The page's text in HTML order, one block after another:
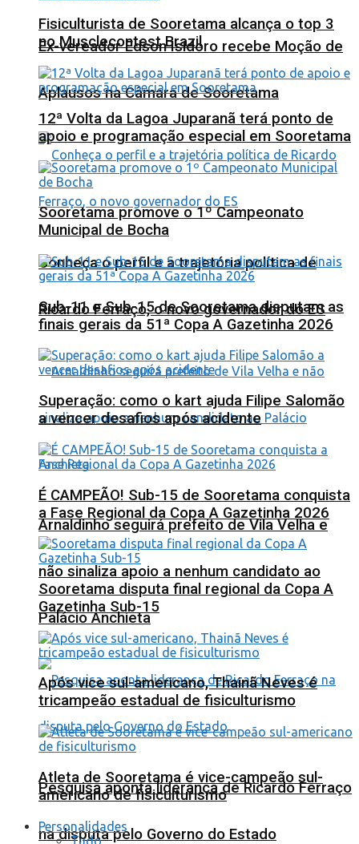
Ex-vereador Edson Isidoro recebe Moção de
Aplausos na Câmara de Sooretama
Conheça o perfil e a trajetória política de
Ricardo Ferraço, o novo governador do ES
Arnaldinho seguirá prefeito de Vila Velha e
não sinaliza apoio a nenhum candidato ao
Palácio Anchieta
Pesquisa aponta liderança de Ricardo Ferraço
na disputa pelo Governo do Estado
Fisiculturista de Sooretama alcança o top 3
no Musclecontest Brazil
12ª Volta da Lagoa Juparanã terá ponto de
apoio e programação especial em Sooretama
Sooretama promove o 1º Campeonato
Municipal de Bocha
Sub-11 e Sub-15 de Sooretama disputam as
finais gerais da 51ª Copa A Gazetinha 2026
Superação: como o kart ajuda Filipe Salomão
a vencer desafios após acidente
É CAMPEÃO! Sub-15 de Sooretama conquista
a Fase Regional da Copa A Gazetinha 2026
Sooretama disputa final regional da Copa A
Gazetinha Sub-15
Após vice sul-americano, Thainã Neves é
tricampeão estadual de fisiculturismo
Atleta de Sooretama é vice-campeão sul-
americano de fisiculturismo
Personalidades
Tudo